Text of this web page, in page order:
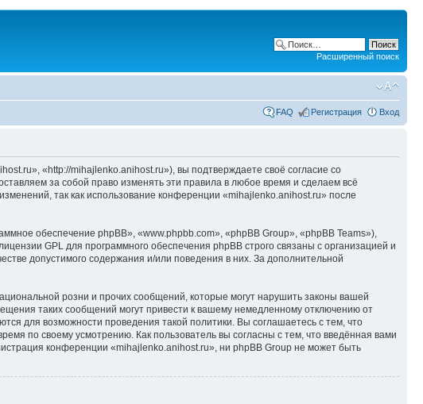
Расширенный поиск
FAQ Регистрация Вход
«http://mihajlenko.anihost.ru»), вы подтверждаете своё согласие со
за собой право изменять эти правила в любое время и сделаем всё
так как использование конференции «mihajlenko.anihost.ru» после
обеспечение phpBB», «www.phpbb.com», «phpBB Group», «phpBB Teams»),
GPL для программного обеспечения phpBB строго связаны с организацией и
допустимого содержания и/или поведения в них. За дополнительной
розни и прочих сообщений, которые могут нарушить законы вашей
таких сообщений могут привести к вашему немедленному отключению от
для возможности проведения такой политики. Вы соглашаетесь с тем, что
по своему усмотрению. Как пользователь вы согласны с тем, что введённая вами
конференции «mihajlenko.anihost.ru», ни phpBB Group не может быть